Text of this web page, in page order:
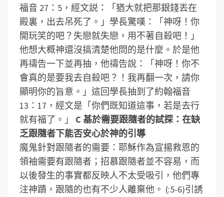
福音 27：5，經文説：「猶大就把那銀錢丟在
殿裏，出去吊死了。」學長驚嘆：「神呀！你
開玩笑的吧？失戀就失戀，用不著自殺吧！」
他想大概神還沒搞清楚他問的是什麼。於是他
再禱告一下並再抽，他禱告說：「神呀！你不
會真的是要我去自殺吧？！我再翻一次，請你
顯明你的旨意。」這回學長抽到了約翰福音
13：17，經文是「你們既知道這事，若是去行
就有福了。」
C 基於需要跟隨者的試探：在缺
乏跟隨者下能否安心於神的引導
魔鬼針對跟隨者的需要：耶穌作為宣揚救恩的
領袖需要有跟隨者；招慕跟隨者並不容易，而
以後發生的事實都反映人不太受吸引，他們專
注神蹟，跟隨的也有不少人離棄他。 (:5-6)引誘